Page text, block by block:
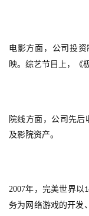
2
第
十
茶
奖
电影方面，公司投
映。综艺节目上，《
院线方面，公司先
及影院资产。
2007年，完美世界以
务为网络游戏的开发